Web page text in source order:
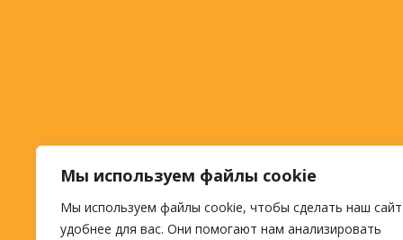
Мы используем файлы cookie
Мы используем файлы cookie, чтобы сделать наш сайт
удобнее для вас. Они помогают нам анализировать